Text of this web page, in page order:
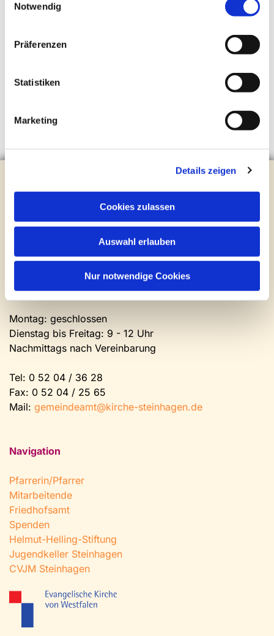
Notwendig
Präferenzen
Statistiken
Marketing
Details zeigen
Cookies zulassen
Auswahl erlauben
Nur notwendige Cookies
Evangelische Kirchengemeinde Steinhagen
Brockhagener Straße 28 | 33803 Steinhagen
0 52 04 / 36 28
Mail:gemeindeamt@kirche-steinhagen.de
Newsletter abonnieren
Kontakt und Öffnungszeiten
Gemeinde- und Friedhofsamt
Montag: geschlossen
Dienstag bis Freitag: 9 - 12 Uhr
Nachmittags nach Vereinbarung
Tel: 0 52 04 / 36 28
Fax: 0 52 04 / 25 65
Mail: gemeindeamt@kirche-steinhagen.de
Navigation
Pfarrerin/Pfarrer
Mitarbeitende
Friedhofsamt
Spenden
Helmut-Helling-Stiftung
Jugendkeller Steinhagen
CVJM Steinhagen